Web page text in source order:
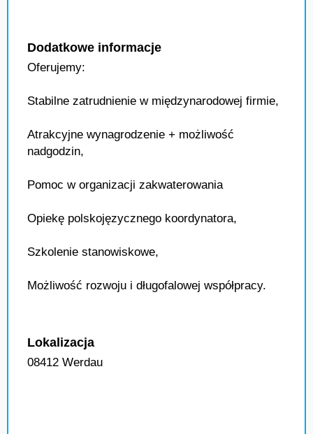
Dodatkowe informacje
Oferujemy:
Stabilne zatrudnienie w międzynarodowej firmie,
Atrakcyjne wynagrodzenie + możliwość
nadgodzin,
Pomoc w organizacji zakwaterowania
Opiekę polskojęzycznego koordynatora,
Szkolenie stanowiskowe,
Możliwość rozwoju i długofalowej współpracy.
Lokalizacja
08412 Werdau